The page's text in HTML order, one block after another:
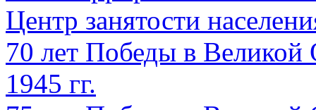
Центр занятости
70 лет Победы в Великой
1945 гг.